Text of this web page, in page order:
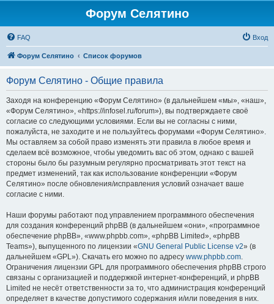
Форум Селятино
FAQ Вход
Форум Селятино Список форумов
Форум Селятино - Общие правила
Заходя на конференцию «Форум Селятино» (в дальнейшем «мы», «наш»,
«Форум Селятино», «https://infosel.ru/forum»), вы подтверждаете своё
согласие со следующими условиями. Если вы не согласны с ними,
пожалуйста, не заходите и не пользуйтесь форумами «Форум Селятино».
Мы оставляем за собой право изменять эти правила в любое время и
сделаем всё возможное, чтобы уведомить вас об этом, однако с вашей
стороны было бы разумным регулярно просматривать этот текст на
предмет изменений, так как использование конференции «Форум
Селятино» после обновления/исправления условий означает ваше
согласие с ними.
Наши форумы работают под управлением программного обеспечения
для создания конференций phpBB (в дальнейшем «они», «программное
обеспечение phpBB», «www.phpbb.com», «phpBB Limited», «phpBB
Teams»), выпущенного по лицензии «GNU General Public License v2» (в
дальнейшем «GPL»). Скачать его можно по адресу www.phpbb.com.
Ограничения лицензии GPL для программного обеспечения phpBB строго
связаны с организацией и поддержкой интернет-конференций, и phpBB
Limited не несёт ответственности за то, что администрация конференций
определяет в качестве допустимого содержания и/или поведения в них.